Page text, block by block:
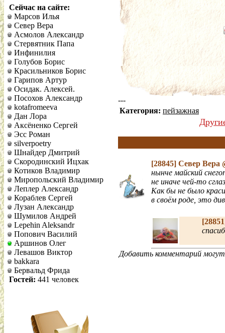
Сейчас на сайте:
Марсов Илья
Север Вера
Асмолов Александр
Стервятник Папа
Инфинилия
Голубов Борис
Красильников Борис
Гарипов Артур
Осидак. Алексей.
Посохов Александр
kotafromeeva
Дан Лора
Аксёненко Сергей
Эсс Роман
silverpoetry
Шнайдер Дмитрий
Скородинский Ицхак
Котиков Владимир
Миропольский Владимир
Леплер Александр
Кораблев Сергей
Лузан Александр
Шумилов Андрей
Lepehin Aleksandr
Попович Василий
Аршинов Олег
Левашов Виктор
bakkara
Бервальд Фрида
Гостей: 441 человек
---
Категория: пейзажная
[28845] Север Вера
нынче майский
не иначе чей-то
Как бы не было
в своём роде, это
Добавить комментарий